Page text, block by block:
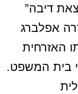
דיבה”
אפלברג
האזרחית
בית המשפט.